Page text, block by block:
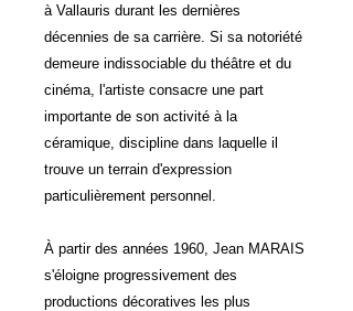
à Vallauris durant les dernières
décennies de sa carrière. Si sa notoriété
demeure indissociable du théâtre et du
cinéma, l'artiste consacre une part
importante de son activité à la
céramique, discipline dans laquelle il
trouve un terrain d'expression
particulièrement personnel.
À partir des années 1960, Jean MARAIS
s'éloigne progressivement des
productions décoratives les plus